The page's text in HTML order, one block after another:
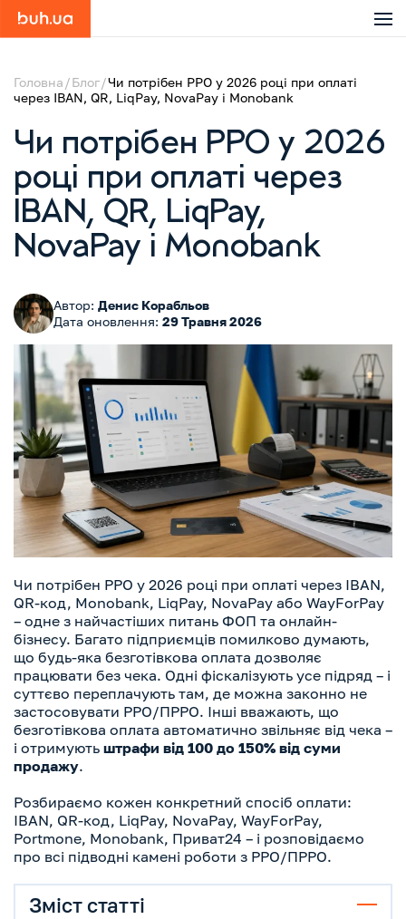
Головна Блог Чи потрібен РРО у 2026 році при оплаті
через IBAN, QR, LiqPay, NovaPay і Monobank
Чи потрібен РРО у 2026
році при оплаті через
IBAN, QR, LiqPay,
NovaPay і Monobank
Автор: Денис Корабльов
Дата оновлення: 29 Травня 2026
Чи потрібен РРО у 2026 році при оплаті через IBAN,
QR-код, Monobank, LiqPay, NovaPay або WayForPay
– одне з найчастіших питань ФОП та онлайн-
бізнесу. Багато підприємців помилково думають,
що будь-яка безготівкова оплата дозволяє
працювати без чека. Одні фіскалізують усе підряд – і
суттєво переплачують там, де можна законно не
застосовувати РРО/ПРРО. Інші вважають, що
безготівкова оплата автоматично звільняє від чека –
і отримують штрафи від 100 до 150% від суми
продажу.
Розбираємо кожен конкретний спосіб оплати:
IBAN, QR-код, LiqPay, NovaPay, WayForPay,
Portmone, Monobank, Приват24 – і розповідаємо
про всі підводні камені роботи з РРО/ПРРО.
Зміст статті